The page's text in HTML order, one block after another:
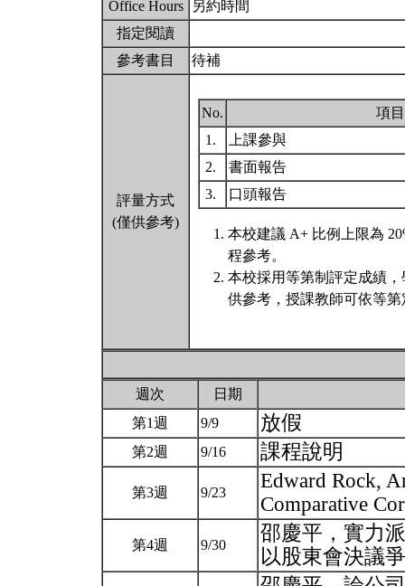
Office Hours
另約時間
指定閱讀
參考書目
待補
評量方式
(僅供參考)
No.
項目
1.
上課參與
2.
書面報告
3.
口頭報告
本校建議 A+ 比例上限為
程參考。
本校採用等第制評定成績
供參考，授課教師可依等
週次
日期
第1週
9/9 放假
第2週 9/16 課程說明
第3週 9/23
Edward Rock,
Comparative
第4週 9/30
邵慶平，實力
以股東會決議